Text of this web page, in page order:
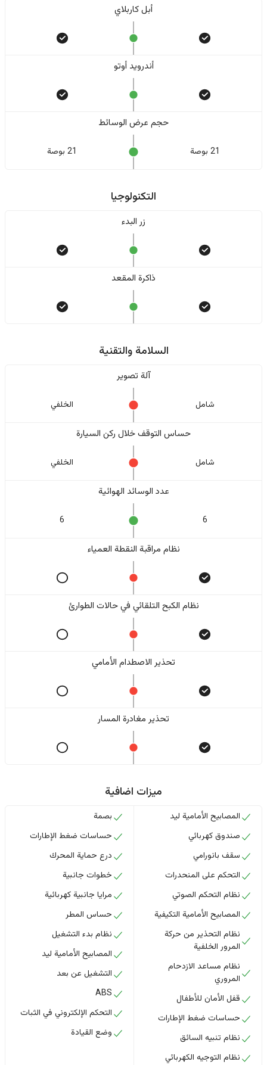
أبل كاربلاي
أندرويد أوتو
حجم عرض الوسائط
21 بوصة 21 بوصة
التكنولوجيا
زر البدء
ذاكرة المقعد
السلامة والتقنية
آلة تصوير
شامل الخلفي
حساس التوقف خلال ركن السيارة
شامل الخلفي
عدد الوسائد الهوائية
6
6
نظام مراقبة النقطة العمياء
نظام الكبح التلقائي في حالات الطوارئ
تحذير الاصطدام الأمامي
تحذير مغادرة المسار
ميزات اضافية
المصابيح الأمامية ليد
صندوق كهربائي
سقف بانورامي
التحكم على المنحدرات
نظام التحكم الصوتي
المصابيح الأمامية التكيفية
نظام التحذير من حركة
المرور الخلفية
نظام مساعد الازدحام
المروري
قفل الأمان للأطفال
حساسات ضغط الإطارات
نظام تنبيه السائق
نظام التوجيه الكهربائي
بصمة
حساسات ضغط الإطارات
درع حماية المحرك
خطوات جانبية
مرايا جانبية كهربائية
حساس المطر
نظام بدء التشغيل
المصابيح الأمامية ليد
التشغيل عن بعد
ABS
التحكم الإلكتروني في الثبات
وضع القيادة